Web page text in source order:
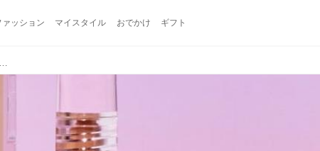
ァッション マイスタイル おでかけ ギフト
パレット＆ティント『プレイカラーアイズミニ/グロウ フィクシングティント 日本限定』